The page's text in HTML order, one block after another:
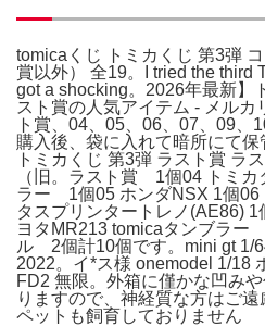
tomicaくじ トミカくじ 第3弾
賞以外） 全19。I tried the third
got a shocking。2026年最新】
スト賞の人気アイテム - メルカ
ト賞、04、05、06、07、09、
購入後、袋に入れて暗所にて
トミカくじ 第3弾 ラスト賞 ラ
（旧。ラスト賞 1個04 トミカ
ラー 1個05 ホンダNSX 1個06
タスプリンタートレノ(AE86) 1
ヨタMR213 tomicaタンブラー
ル 2個計10個です。mini gt 1/
2022。イ*ス様 onemodel 1/18
FD2 無限。外箱に僅かな凹み
りますので、神経質な方はご遠
ペットも飼育しておりません